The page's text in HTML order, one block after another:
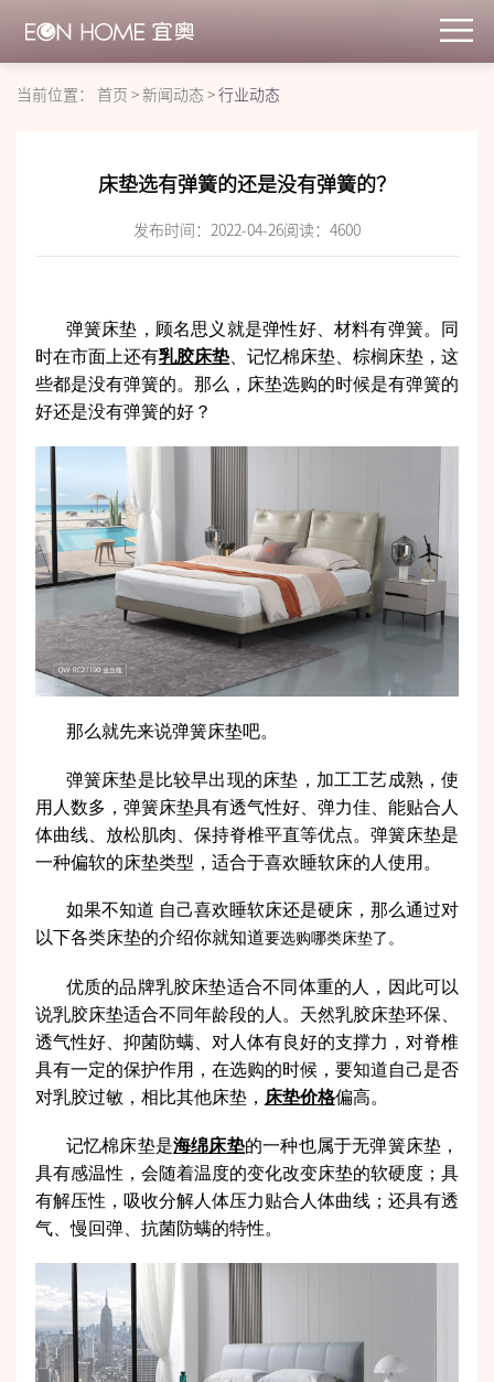
当前位置： 首页 >新闻动态 >行业动态
床垫选有弹簧的还是没有弹簧的？
发布时间：2022-04-26阅读： 4600
弹簧床垫，顾名思义就是弹性好、材料有弹簧。同
时在市面上还有乳胶床垫、记忆棉床垫、棕榈床垫，这
些都是没有弹簧的。那么，床垫选购的时候是有弹簧的
好还是没有弹簧的好？
那么就先来说弹簧床垫吧。
弹簧床垫是比较早出现的床垫，加工工艺成熟，使
用人数多，弹簧床垫具有透气性好、弹力佳、能贴合人
体曲线、放松肌肉、保持脊椎平直等优点。弹簧床垫是
一种偏软的床垫类型，适合于喜欢睡软床的人使用。
如果不知道 自己喜欢睡软床还是硬床，那么通过对
以下各类床垫的介绍你就知道要选购哪类床垫了。
优质的品牌乳胶床垫适合不同体重的人，因此可以
说乳胶床垫适合不同年龄段的人。天然乳胶床垫环保、
透气性好、抑菌防螨、对人体有良好的支撑力，对脊椎
具有一定的保护作用，在选购的时候，要知道自己是否
对乳胶过敏，相比其他床垫， 床垫价格偏高。
记忆棉床垫是海绵床垫的一种也属于无弹簧床垫，
具有感温性，会随着温度的变化改变床垫的软硬度；具
有解压性，吸收分解人体压力贴合人体曲线；还具有透
气、慢回弹、抗菌防螨的特性。